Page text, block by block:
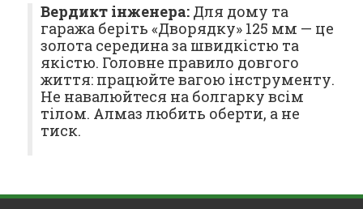
Вердикт інженера: Для дому та
гаража беріть «Дворядку» 125 мм — це
золота середина за швидкістю та
якістю. Головне правило довгого
життя: працюйте вагою інструменту.
Не навалюйтеся на болгарку всім
тілом. Алмаз любить оберти, а не
тиск.